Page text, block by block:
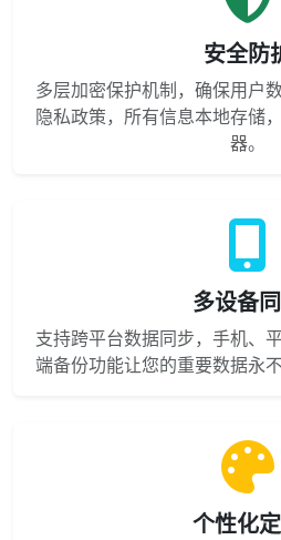
安全防
多层加密保护机制，确保用户
隐私政策，所有信息本地存储
器。
多设备
支持跨平台数据同步，手机、
端备份功能让您的重要数据永
个性化